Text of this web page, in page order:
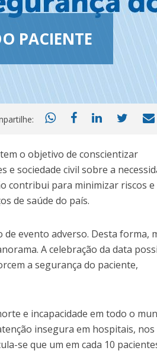
PACIENTE
tem o objetivo de conscientizar
sociedade civil sobre a
contribui para minimizar riscos e
de saúde do país.
evento adverso. Desta forma,
A celebração da data
a segurança do paciente,
e incapacidade em todo o
insegura em hospitais, nos
se que um em cada 10